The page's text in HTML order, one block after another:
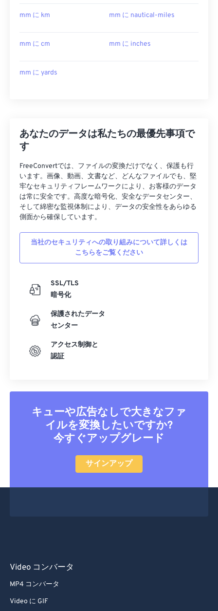
mm に km mm に nautical-miles
mm に cm mm に inches
mm に yards
あなたのデータは私たちの最優先事項で
す
FreeConvertでは、ファイルの変換だけでなく、保護も行
います。画像、動画、文書など、どんなファイルでも、堅
牢なセキュリティフレームワークにより、お客様のデータ
は常に安全です。高度な暗号化、安全なデータセンター、
そして綿密な監視体制により、データの安全性をあらゆる
側面から確保しています。
当社のセキュリティへの取り組みについて詳しくは
こちらをご覧ください
SSL/TLS
暗号化
保護されたデータ
センター
アクセス制御と
認証
キューや広告なしで大きなファ
イルを変換したいですか?
今すぐアップグレード
サインアップ
Video コンバータ
MP4 コンバータ
Video に GIF